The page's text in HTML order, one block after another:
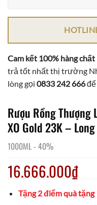
Cam kết 100% hàng
trả tốt nhất thị trường
lòng gọi 0833 242 666để
Rượu Rồng
XO Gold 23K –
1000ML- 40%
16.666.000₫
Tặng 2 điểm quà tặng